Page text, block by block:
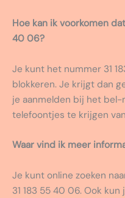
Hoe kan ik voorkomen
40 06?
Je kunt het nummer 31
blokkeren. Je krijgt dan
je aanmelden bij het
telefoontjes te krijgen
Waar vind ik meer
Je kunt online zoeken
31 183 55 40 06. Ook